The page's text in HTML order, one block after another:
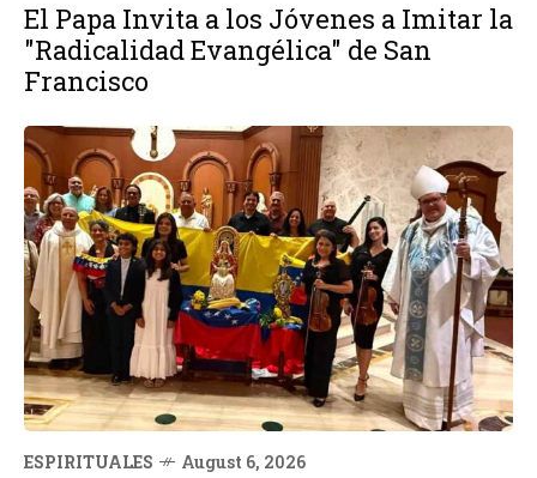
El Papa Invita a los Jóvenes a Imitar la
"Radicalidad Evangélica" de San
Francisco
ESPIRITUALES August 6, 2026